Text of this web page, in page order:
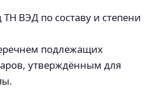
ВЭД по составу и степени
подлежащих
утверждённым для